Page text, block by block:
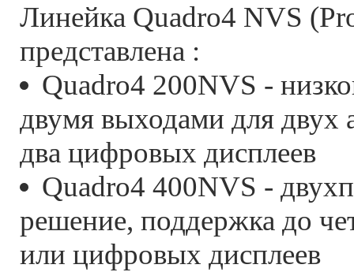
Линейка Quadro4 NVS
представлена :
Quadro4 200NVS -
двумя выходами для двух
два цифровых дисплеев
Quadro4 400NVS -
решение, поддержка до
или цифровых дисплеев